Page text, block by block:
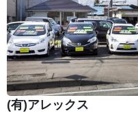
(有)アレックス